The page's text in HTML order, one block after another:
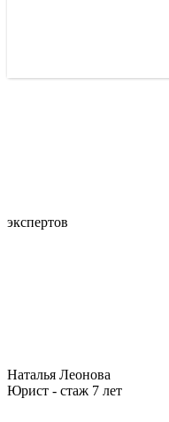
экспертов
Наталья Леонова
Юрист - стаж 7 лет